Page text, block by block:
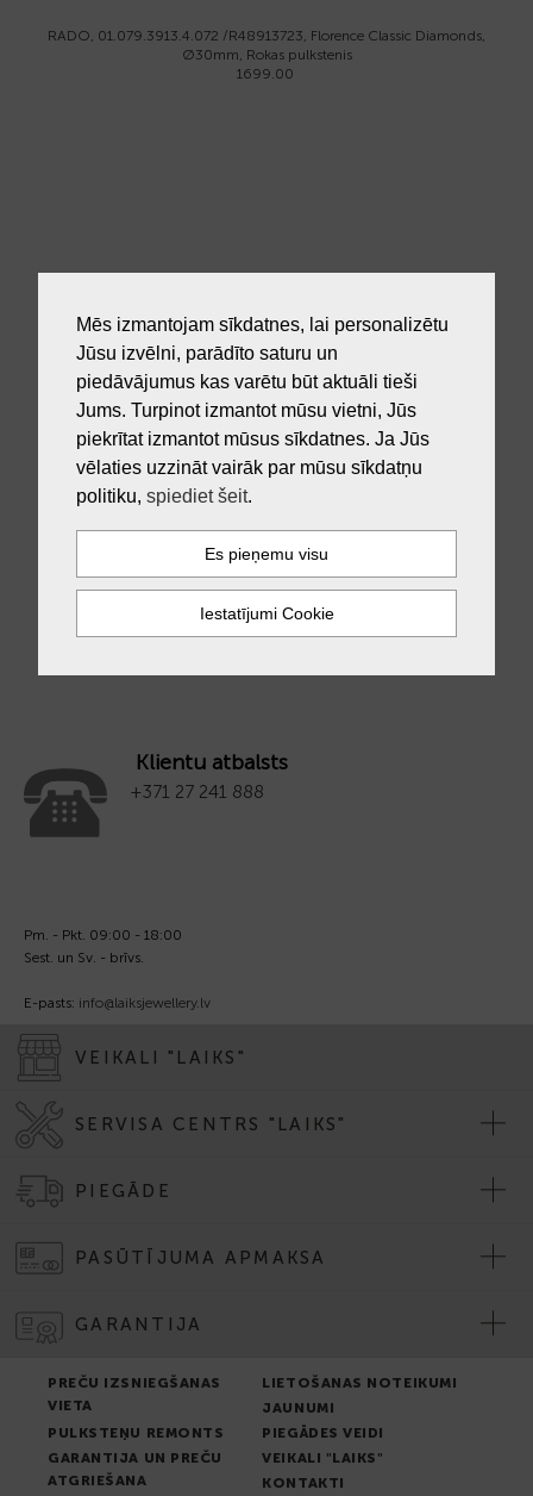
RADO, 01.079.3913.4.072 /R48913723, Florence Classic Diamonds,
Ø30mm, Rokas pulkstenis
1699.00
1599.00
JAUNUMS
RADO, 01.079.3913.4.002 /R48913023, Florence, Ø30mm, Rokas
pulkstenis
Klientu atbalsts
+371 27 241 888
Pm. - Pkt. 09:00 - 18:00
Sest. un Sv. - brīvs.
E-pasts: info@laiksjewellery.lv
VEIKALI "LAIKS"
SERVISA CENTRS "LAIKS"
PIEGĀDE
PASŪTĪJUMA APMAKSA
GARANTIJA
PREČU IZSNIEGŠANAS
VIETA
LIETOŠANAS NOTEIKUMI
JAUNUMI
PULKSTEŅU REMONTS
PIEGĀDES VEIDI
GARANTIJA UN PREČU
ATGRIEŠANA
VEIKALI "LAIKS"
KONTAKTI
Mēs izmantojam sīkdatnes, lai personalizētu
Jūsu izvēlni, parādīto saturu un
piedāvājumus kas varētu būt aktuāli tieši
Jums. Turpinot izmantot mūsu vietni, Jūs
piekrītat izmantot mūsus sīkdatnes. Ja Jūs
vēlaties uzzināt vairāk par mūsu sīkdatņu
politiku, spiediet šeit.